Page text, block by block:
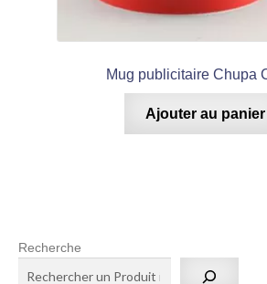
Mug publicitaire Chupa
Ajouter au panier
Recherche